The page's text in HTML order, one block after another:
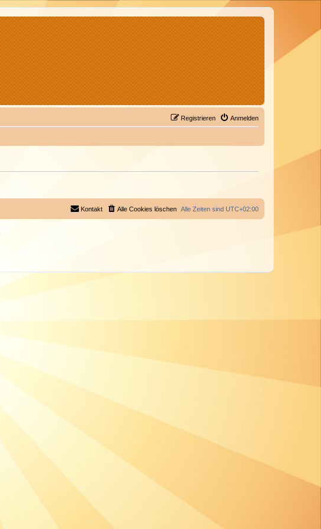
Anmelden
Registrieren
Alle Zeiten sind UTC+02:00
Alle Cookies löschen
Kontakt